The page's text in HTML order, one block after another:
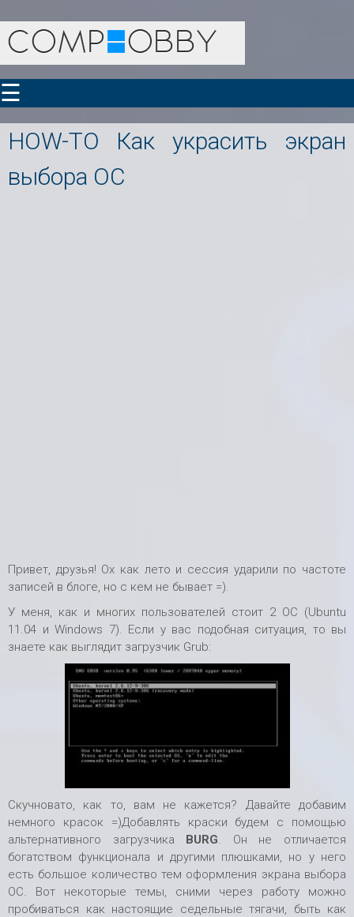
☰
HOW-TO Как украсить экран
выбора ОС
Привет, друзья! Ох как лето и сессия ударили по частоте
записей в блоге, но с кем не бывает =).
У меня, как и многих пользователей стоит 2 ОС (Ubuntu
11.04 и Windows 7). Если у вас подобная ситуация, то вы
знаете как выглядит загрузчик Grub:
Скучновато, как то, вам не кажется? Давайте добавим
немного красок =)Добавлять краски будем с помощью
альтернативного загрузчика BURG. Он не отличается
богатством функционала и другими плюшками, но у него
есть большое количество тем оформления экрана выбора
ОС. Вот некоторые темы, сними через работу можно
пробиваться как настоящие седельные тягачи, быть как